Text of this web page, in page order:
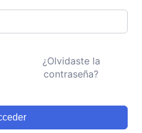
¿Olvidaste la
contraseña?